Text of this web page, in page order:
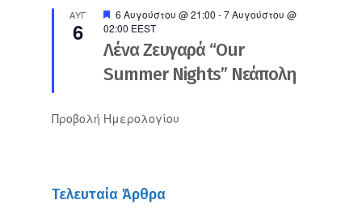
ΑΥΓ
6
Προτεινόμενο
6 Αυγούστου @ 21:00 -7 Αυγούστου @
02:00 EEST
Λένα Ζευγαρά “Our
Summer Nights” Νεάπολη
Προβολή Ημερολογίου
Τελευταία Άρθρα